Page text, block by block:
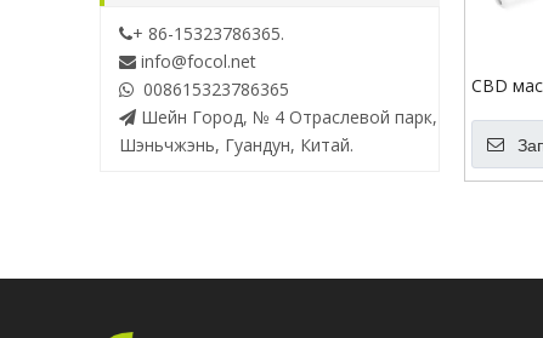
+ 86-15323786365.
 info@focol.net
 008615323786365
 Шейн Город, № 4 Отраслевой парк,
Шэньчжэнь, Гуандун, Китай.
CBD